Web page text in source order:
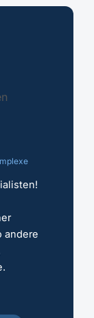
andere